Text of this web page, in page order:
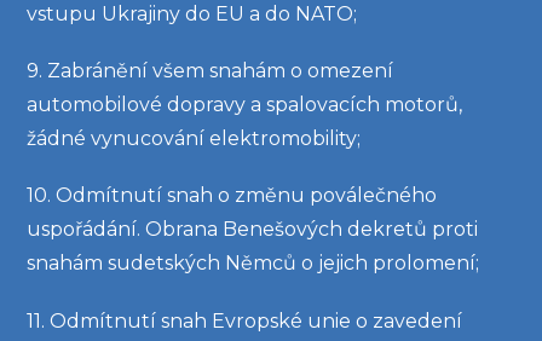
vstupu Ukrajiny do EU a do NATO;
9. Zabránění všem snahám o omezení
automobilové dopravy a spalovacích motorů,
žádné vynucování elektromobility;
10. Odmítnutí snah o změnu poválečného
uspořádání. Obrana Benešových dekretů proti
snahám sudetských Němců o jejich prolomení;
11. Odmítnutí snah Evropské unie o zavedení